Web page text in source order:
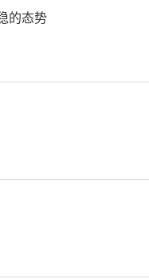
央驻粤
工3万余
下十四家
员工万余
的态势